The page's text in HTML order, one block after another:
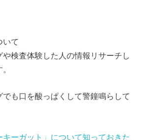
いて
検査体験した人の情報リサーチし
も口を酸っぱくして警鐘鳴らして
ーガット」について知っておきた